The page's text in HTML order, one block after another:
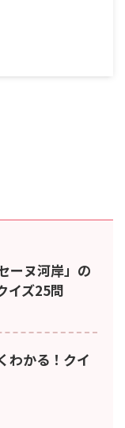
ーヌ河岸」の
イズ25問
わかる！クイ